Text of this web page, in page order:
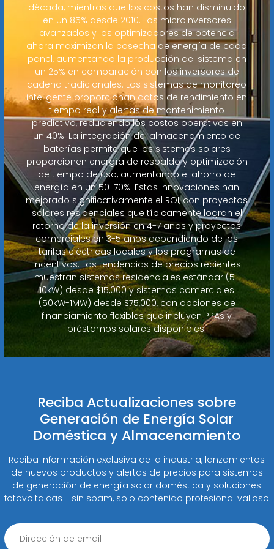
década, mientras que los costos han disminuido
en un 85% desde 2010. Los microinversores
avanzados y los optimizadores de potencia
ahora maximizan la cosecha de energía de cada
panel, aumentando la producción del sistema en
un 25% en comparación con los inversores de
cadena tradicionales. Los sistemas de monitoreo
inteligente proporcionan datos de rendimiento en
tiempo real y alertas de mantenimiento
predictivo, reduciendo los costos operativos en
un 40%. La integración del almacenamiento de
baterías permite que los sistemas solares
proporcionen energía de respaldo y optimización
de tiempo de uso, aumentando el ahorro de
energía en un 50-70%. Estas innovaciones han
mejorado significativamente el ROI, con proyectos
solares residenciales que típicamente logran el
retorno de la inversión en 4-7 años y proyectos
comerciales en 3-5 años dependiendo de las
tarifas eléctricas locales y los programas de
incentivos. Las tendencias de precios recientes
muestran sistemas residenciales estándar (5-
10kW) desde $15,000 y sistemas comerciales
(50kW-1MW) desde $75,000, con opciones de
financiamiento flexibles que incluyen PPAs y
préstamos solares disponibles.
Reciba Actualizaciones sobre
Generación de Energía Solar
Doméstica y Almacenamiento
Reciba información exclusiva de la industria, lanzamientos
de nuevos productos y alertas de precios para sistemas
de generación de energía solar doméstica y soluciones
fotovoltaicas - sin spam, solo contenido profesional valioso